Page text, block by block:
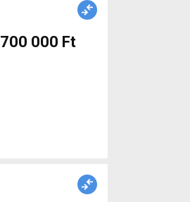
700 000 Ft